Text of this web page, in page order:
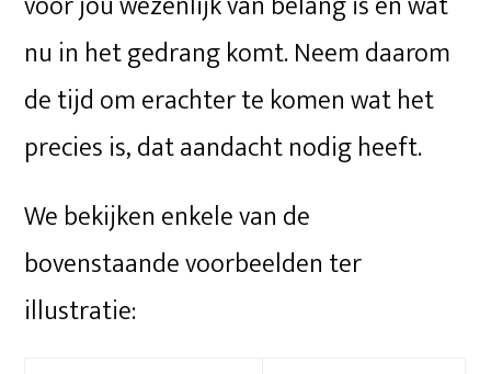
nu in het gedrang komt. Neem daarom
de tijd om erachter te komen wat het
precies is, dat aandacht nodig heeft.
We bekijken enkele van de
bovenstaande voorbeelden ter
illustratie: